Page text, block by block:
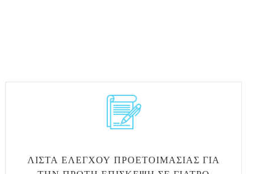
ΛΊΣΤΑ ΕΛΈΓΧΟΥ ΠΡΟΕΤΟΙΜΑΣΊΑΣ ΓΙΑ